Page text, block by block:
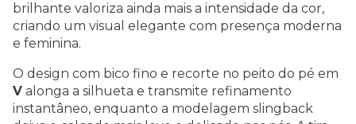
brilhante valoriza ainda mais a intensidade da cor,
criando um visual elegante com presença moderna
e feminina.
O design com bico fino e recorte no peito do pé em
V alonga a silhueta e transmite refinamento
instantâneo, enquanto a modelagem slingback